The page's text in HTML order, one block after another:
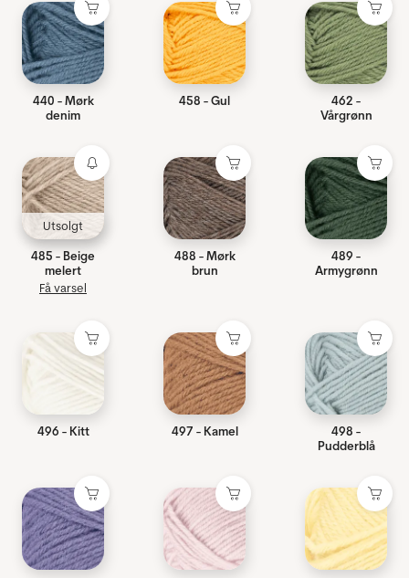
440 - Mørk
denim
458 - Gul
462 -
Vårgrønn
Utsolgt
485 - Beige
melert
Få varsel
488 - Mørk
brun
489 -
Armygrønn
496 - Kitt 497 - Kamel
498 -
Pudderblå